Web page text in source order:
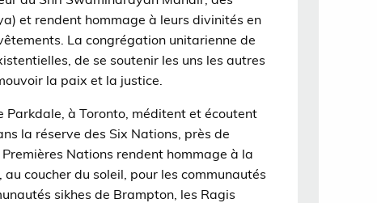
et rendent hommage à leurs divinités en
La congrégation unitarienne de
de se soutenir les uns les autres
la paix et la justice.
à Toronto, méditent et écoutent
la réserve des Six Nations, près de
Nations rendent hommage à la
coucher du soleil, pour les communautés
sikhes de Brampton, les Ragis